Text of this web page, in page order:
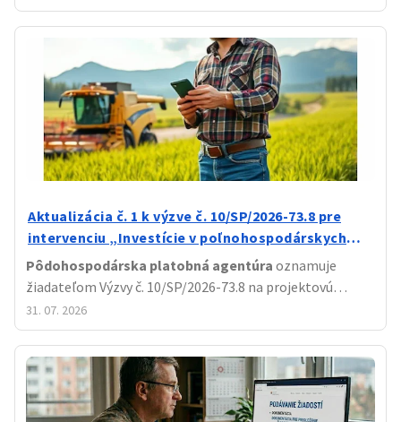
Aktualizáciu č. 1k výzve.Predmetom zmeny je:
Aktualizácia č. 1 k výzve č. 10/SP/2026-73.8 pre
intervenciu „Investície v poľnohospodárskych
podnikoch na zníženie emisií skleníkových plynov
a amoniaku
Pôdohospodárska platobná agentúra oznamuje
žiadateľom Výzvy č. 10/SP/2026-73.8 na projektovú
intervenciu na rozvoj vidieka 73.08 „Investície v
poľnohospodárskych podnikoch na zníženie emisií
skleníkových plynov a amoniaku“, že zverejnila
Aktualizáciu č. 1
k výzve.
31. 07. 2026